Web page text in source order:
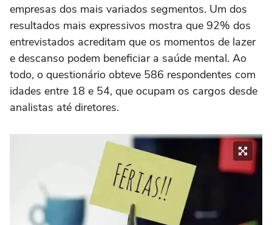
empresas dos mais variados segmentos. Um dos
resultados mais expressivos mostra que 92% dos
entrevistados acreditam que os momentos de lazer
e descanso podem beneficiar a saúde mental. Ao
todo, o questionário obteve 586 respondentes com
idades entre 18 e 54, que ocupam os cargos desde
analistas até diretores.